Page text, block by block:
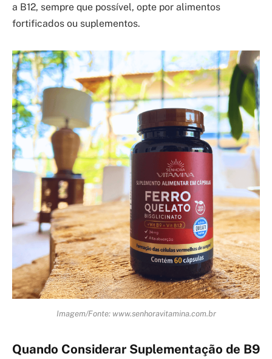
a B12, sempre que possível, opte por alimentos
fortificados ou suplementos.
Imagem/Fonte: www.senhoravitamina.com.br
Quando Considerar Suplementação de B9